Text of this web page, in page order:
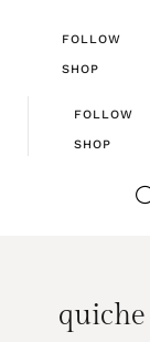
FOLLOW
SHOP
FOLLOW
SHOP